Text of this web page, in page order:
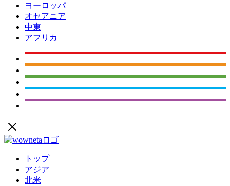
ヨーロッパ
オセアニア
中東
アフリカ
トップ
アジア
北米